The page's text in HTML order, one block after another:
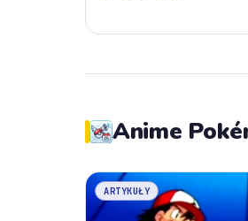
Anime
ARTYKUŁY